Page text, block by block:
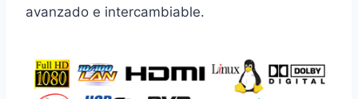
avanzado e intercambiable.